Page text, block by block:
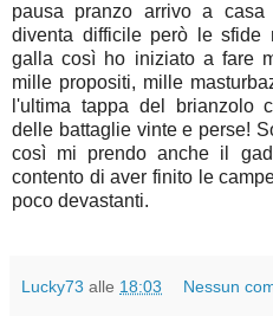
pausa pranzo arrivo a
diventa difficile però le
galla così ho iniziato a fare
mille propositi, mille
l'ultima tappa del brianzolo
delle battaglie vinte e perse!
così mi prendo anche il
contento di aver finito le
poco devastanti.
Lucky73 alle 18:03 Nessun